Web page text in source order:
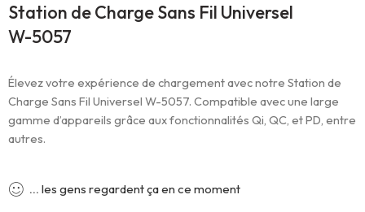
Station de Charge Sans Fil Universel
W-5057
Élevez votre expérience de chargement avec notre Station de
Charge Sans Fil Universel W-5057. Compatible avec une large
gamme d’appareils grâce aux fonctionnalités Qi, QC, et PD, entre
autres.
... les gens regardent ça en ce moment